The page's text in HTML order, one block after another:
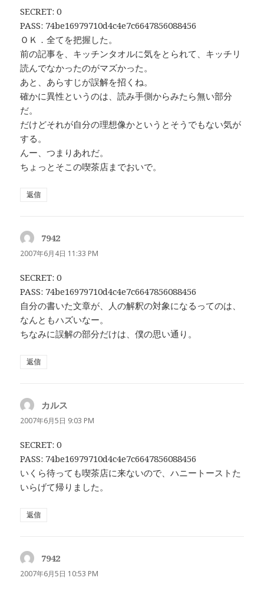
SECRET: 0
PASS: 74be16979710d4c4e7c6647856088456
ＯＫ．全てを把握した。
前の記事を、キッチンタオルに気をとられて、キッチリ
読んでなかったのがマズかった。
あと、あらすじが誤解を招くね。
確かに異性というのは、読み手側からみたら無い部分
だ。
だけどそれが自分の理想像かというとそうでもない気が
する。
んー、つまりあれだ。
ちょっとそこの喫茶店までおいで。
返信
7942
り:
2007年6月4日 11:33 PM
SECRET: 0
PASS: 74be16979710d4c4e7c6647856088456
自分の書いた文章が、人の解釈の対象になるってのは、
なんともハズいなー。
ちなみに誤解の部分だけは、僕の思い通り。
返信
カルス
り:
2007年6月5日 9:03 PM
SECRET: 0
PASS: 74be16979710d4c4e7c6647856088456
いくら待っても喫茶店に来ないので、ハニートーストた
いらげて帰りました。
返信
7942
り:
2007年6月5日 10:53 PM